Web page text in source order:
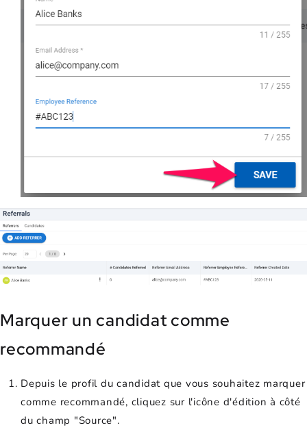
Marquer un candidat comme
recommandé
Depuis le profil du candidat que vous souhaitez marquer
comme recommandé, cliquez sur l'icône d'édition à côté
du champ "Source".